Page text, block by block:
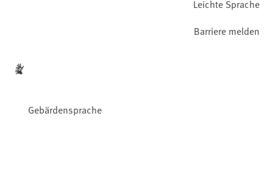
Leichte Sprache
Gebärdensprache
Barriere melden